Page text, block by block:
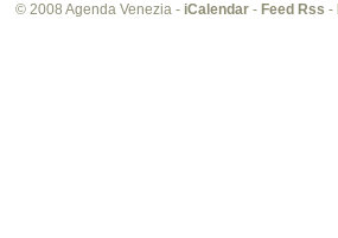
© 2008 Agenda Venezia - iCalendar - Feed Rss -